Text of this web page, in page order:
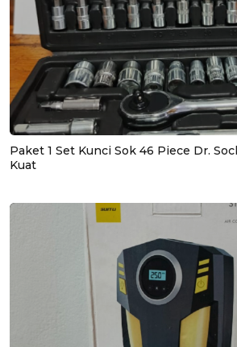
Paket 1 Set Kunci Sok 46 Piece Dr.
Kuat